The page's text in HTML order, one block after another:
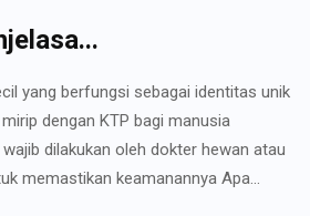
yang berfungsi sebagai identitas unik
dengan KTP bagi manusia
dilakukan oleh dokter hewan atau
memastikan keamanannya Apa...